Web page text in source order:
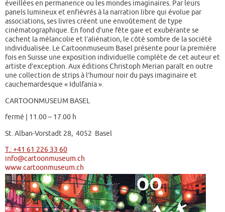
éveillées en permanence ou les mondes imaginaires. Par leurs
panels lumineux et enfiévrés à la narration libre qui évolue par
associations, ses livres créent une envoûtement de type
cinématographique. En fond d’une fête gaie et exubérante se
cachent la mélancolie et l’aliénation, le côté sombre de la société
individualisée. Le Cartoonmuseum Basel présente pour la première
fois en Suisse une exposition individuelle complète de cet auteur et
artiste d’exception. Aux éditions Christoph Merian paraît en outre
une collection de strips à l’humour noir du pays imaginaire et
cauchemardesque « Idulfania ».
CARTOONMUSEUM BASEL
fermé | 11.00 – 17.00 h
St. Alban-Vorstadt 28, 4052 Basel
T.: +41 61 226 33 60
info@cartoonmuseum.ch
www.cartoonmuseum.ch